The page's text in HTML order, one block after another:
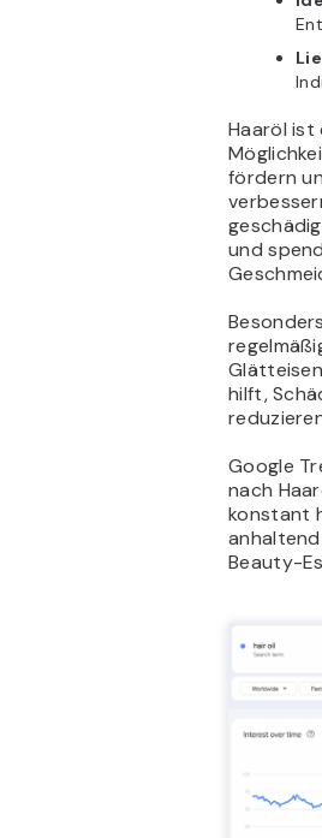
Haaröl ist
fördern
und
hilft,
Google
nach
konstant
Beauty-